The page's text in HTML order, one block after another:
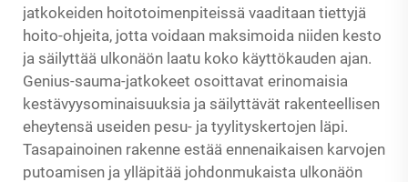
jatkokeiden hoitotoimenpiteissä vaaditaan tiettyjä
hoito-ohjeita, jotta voidaan maksimoida niiden kesto
ja säilyttää ulkonäön laatu koko käyttökauden ajan.
Genius-sauma-jatkokeet osoittavat erinomaisia
kestävyysominaisuuksia ja säilyttävät rakenteellisen
eheytensä useiden pesu- ja tyylityskertojen läpi.
Tasapainoinen rakenne estää ennenaikaisen karvojen
putoamisen ja ylläpitää johdonmukaista ulkonäön